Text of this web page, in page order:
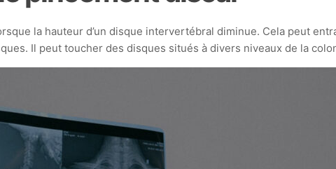
la hauteur d’un disque intervertébral diminue. Cela peut
Il peut toucher des disques situés à divers niveaux de la